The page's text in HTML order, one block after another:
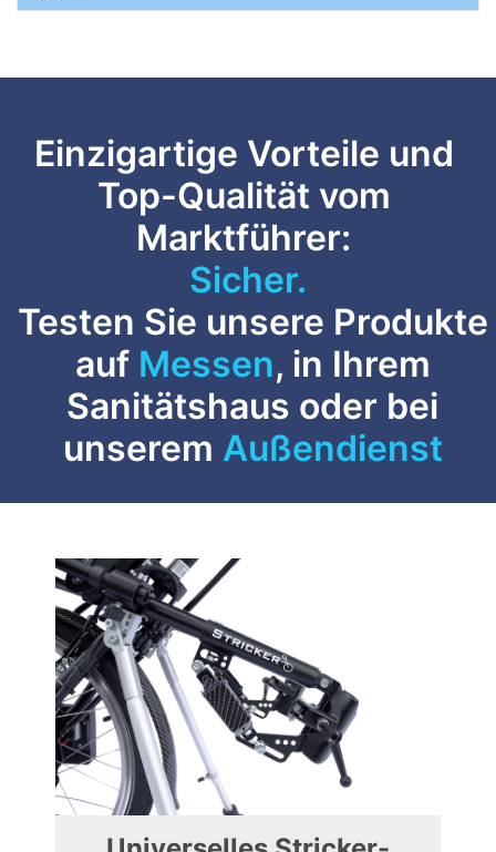
Einzigartige Vorteile und
Top-Qualität vom
Marktführer:
Sicher.
Testen Sie unsere Produkte
auf Messen, in Ihrem
Sanitätshaus oder bei
unserem Außendienst